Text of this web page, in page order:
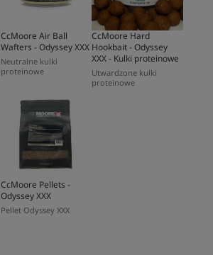
CcMoore Air Ball
Wafters - Odyssey XXX
Neutralne kulki
proteinowe
CcMoore Hard
Hookbait - Odyssey
XXX - Kulki proteinowe
Utwardzone kulki
proteinowe
CcMoore Pellets -
Odyssey XXX
Pellet Odyssey XXX